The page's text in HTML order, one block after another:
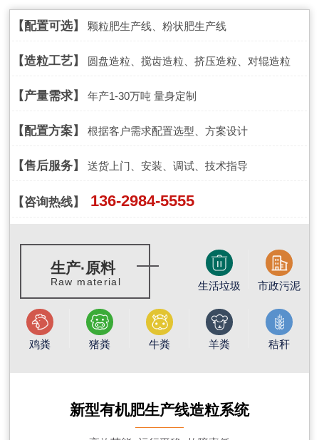
【配置可选】 颗粒肥生产线、粉状肥生产线
【造粒工艺】 圆盘造粒、搅齿造粒、挤压造粒、对辊造粒
【产量需求】 年产1-30万吨 量身定制
【配置方案】 根据客户需求配置选型、方案设计
【售后服务】 送货上门、安装、调试、技术指导
【咨询热线】 136-2984-5555
生活垃圾 市政污泥
鸡粪 猪粪 牛粪 羊粪 秸秆
生产·原料
Raw material
新型有机肥生产线造粒系统